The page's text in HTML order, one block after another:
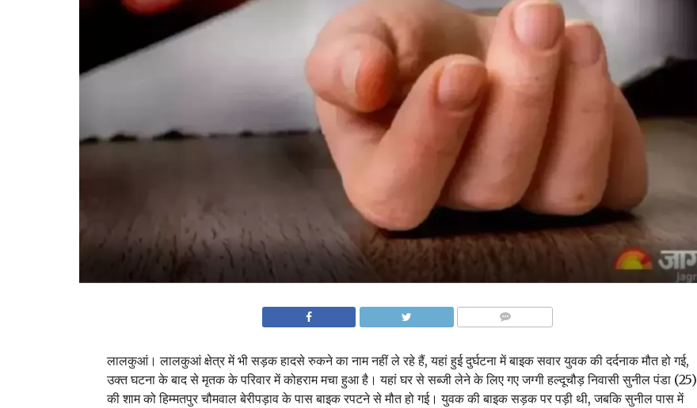
लालकुआं। लालकुआं क्षेत्र में भी सड़क हादसे रुकने का नाम नहीं ले रहे हैं, यहां हुई दुर्घटना में बाइक सवार युवक की दर्दनाक मौत हो गई,
उक्त घटना के बाद से मृतक के परिवार में कोहराम मचा हुआ है। यहां घर से सब्जी लेने के लिए गए जग्गी हल्दूचौड़ निवासी सुनील पंडा (25)
की शाम को हिम्मतपुर चौमवाल बेरीपड़ाव के पास बाइक रपटने से मौत हो गई। युवक की बाइक सड़क पर पड़ी थी, जबकि सुनील पास में